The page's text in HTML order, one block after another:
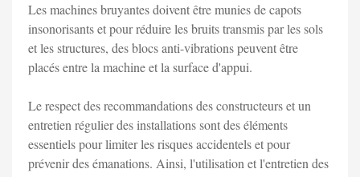
Les machines bruyantes doivent être munies de capots
insonorisants et pour réduire les bruits transmis par les sols
et les structures, des blocs anti-vibrations peuvent être
placés entre la machine et la surface d'appui.
Le respect des recommandations des constructeurs et un
entretien régulier des installations sont des éléments
essentiels pour limiter les risques accidentels et pour
prévenir des émanations. Ainsi, l'utilisation et l'entretien des